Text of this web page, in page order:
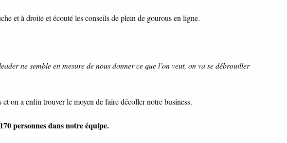
et à droite et écouté les conseils de plein de gourous en ligne.
ne semble en mesure de nous donner ce que l’on veut, on va se débrouiller
on a enfin trouver le moyen de faire décoller notre business.
personnes dans notre équipe.